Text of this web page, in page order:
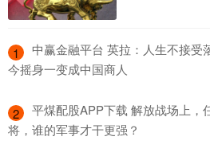
1
中赢金融平台 英拉：人生不接受
今摇身一变成中国商人
2
平煤配股APP下载 解放战场上，
将，谁的军事才干更强？